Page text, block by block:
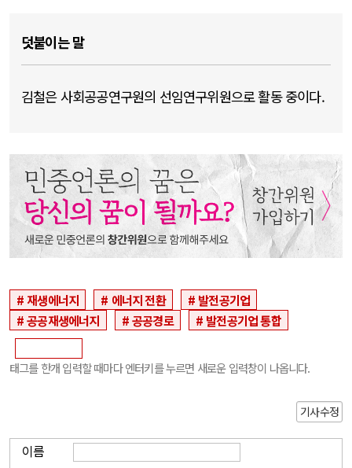
덧붙이는 말
김철은 사회공공연구원의 선임연구위원으로 활동 중이다.
재생에너지 에너지 전환
발전공기업
공공재생에너지
공공경로 발전공기업 통합
태그를 한개 입력할 때마다 엔터키를 누르면 새로운 입력창이 나옵니다.
기사수정
이름